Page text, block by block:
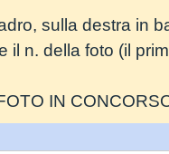
sulla destra in
il n. della foto (il
IN